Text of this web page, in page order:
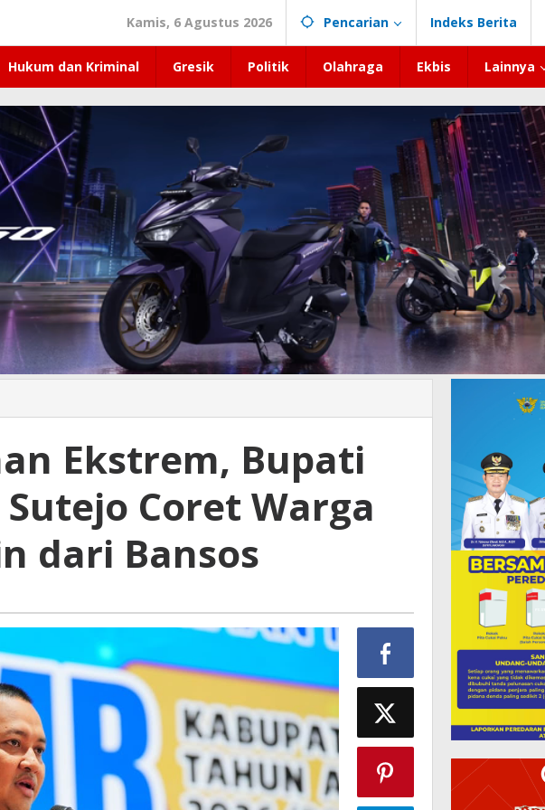
Kamis, 6 Agustus 2026 Pencarian Indeks Berita
Hukum dan Kriminal Gresik Politik Olahraga Ekbis Lainnya
Ekstrem, Bupati
Coret Warga
dari Bansos